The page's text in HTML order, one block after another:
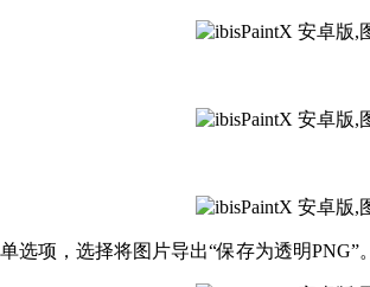
项，选择将图片导出“保存为透明PNG”。